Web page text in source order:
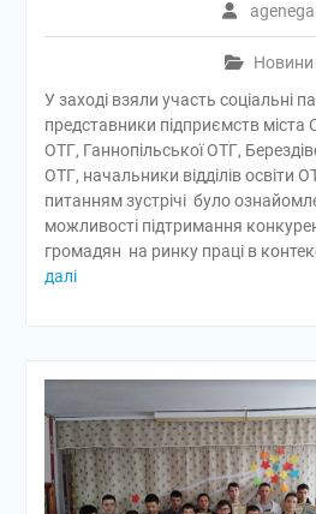
agenega
Новини
У заході взяли участь соціальні
представники підприємств міста
ОТГ, Ганнопільської ОТГ,
ОТГ, начальники відділів освіти
питанням зустрічі було
можливості підтримання
громадян на ринку праці в
далі